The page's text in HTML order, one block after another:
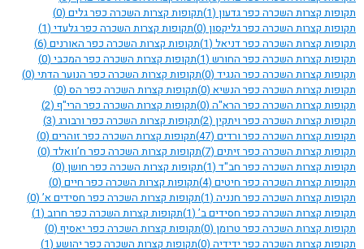
תקופות קצרות השכרה כפר גדעון (1) תקופות קצרות השכרה כפר גלים (0)
תקופות קצרות השכרה כפר גליקסון (0) תקופות קצרות השכרה כפר גלעדי (1)
תקופות קצרות השכרה כפר דניאל (1) תקופות קצרות השכרה כפר האורנים (6)
תקופות קצרות השכרה כפר החורש (1) תקופות קצרות השכרה כפר המכבי (0)
תקופות קצרות השכרה כפר הנגיד (0) תקופות קצרות השכרה כפר הנוער הדתי (0)
תקופות קצרות השכרה כפר הנשיא (0) תקופות קצרות השכרה כפר הס (0)
תקופות קצרות השכרה כפר הרא"ה (0) תקופות קצרות השכרה כפר הרי"ף (2)
תקופות קצרות השכרה כפר ויתקין (2) תקופות קצרות השכרה כפר ורבורג (3)
תקופות קצרות השכרה כפר ורדים (47) תקופות קצרות השכרה כפר זוהרים (0)
תקופות קצרות השכרה כפר זיתים (7) תקופות קצרות השכרה כפר ח’וואלד (0)
תקופות קצרות השכרה כפר חב"ד (1) תקופות קצרות השכרה כפר חושן (0)
תקופות קצרות השכרה כפר חיטים (4) תקופות קצרות השכרה כפר חיים (0)
תקופות קצרות השכרה כפר חנניה (1) תקופות קצרות השכרה כפר חסידים א’ (0)
תקופות קצרות השכרה כפר חסידים ב’ (1) תקופות קצרות השכרה כפר חרוב (1)
תקופות קצרות השכרה כפר טרומן (0) תקופות קצרות השכרה כפר יאסיף (0)
תקופות קצרות השכרה כפר ידידיה (0) תקופות קצרות השכרה כפר יהושע (1)